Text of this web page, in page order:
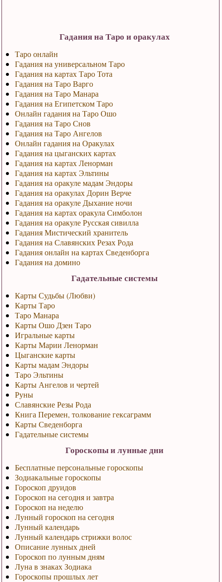
Гадания на Таро и оракулах
Таро онлайн
Гадания на универсальном Таро
Гадания на картах Таро Тота
Гадания на Таро Варго
Гадания на Таро Манара
Гадания на Египетском Таро
Онлайн гадания на Таро Ошо
Гадания на Таро Снов
Гадания на Таро Ангелов
Онлайн гадания на Оракулах
Гадания на цыганских картах
Гадания на картах Ленорман
Гадания на картах Эльтины
Гадания на оракуле мадам Эндоры
Гадания на оракулах Дорин Верче
Гадания на оракуле Дыхание ночи
Гадания на картах оракула Симболон
Гадания на оракуле Русская сивилла
Гадания Мистический хранитель
Гадания на Славянских Резах Рода
Гадания онлайн на картах Сведенборга
Гадания на домино
Гадательные системы
Карты Судьбы (Любви)
Карты Таро
Таро Манара
Карты Ошо Дзен Таро
Игральные карты
Карты Марии Ленорман
Цыганские карты
Карты мадам Эндоры
Таро Эльтины
Карты Ангелов и чертей
Руны
Славянские Резы Рода
Книга Перемен, толкование гексаграмм
Карты Сведенборга
Гадательные системы
Гороскопы и лунные дни
Бесплатные персональные гороскопы
Зодиакальные гороскопы
Гороскоп друидов
Гороскоп на сегодня и завтра
Гороскоп на неделю
Лунный гороскоп на сегодня
Лунный календарь
Лунный календарь стрижки волос
Описание лунных дней
Гороскоп по лунным дням
Луна в знаках Зодиака
Гороскопы прошлых лет